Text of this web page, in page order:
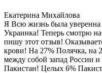
Екатерина Михайлова
Я Всю жизнь была уверенна
Украинка! Теперь смотрю
пишу этот отзыв!
крови! На 27% Полячка, на
между собой запад России
Пакистан! Целых 6%